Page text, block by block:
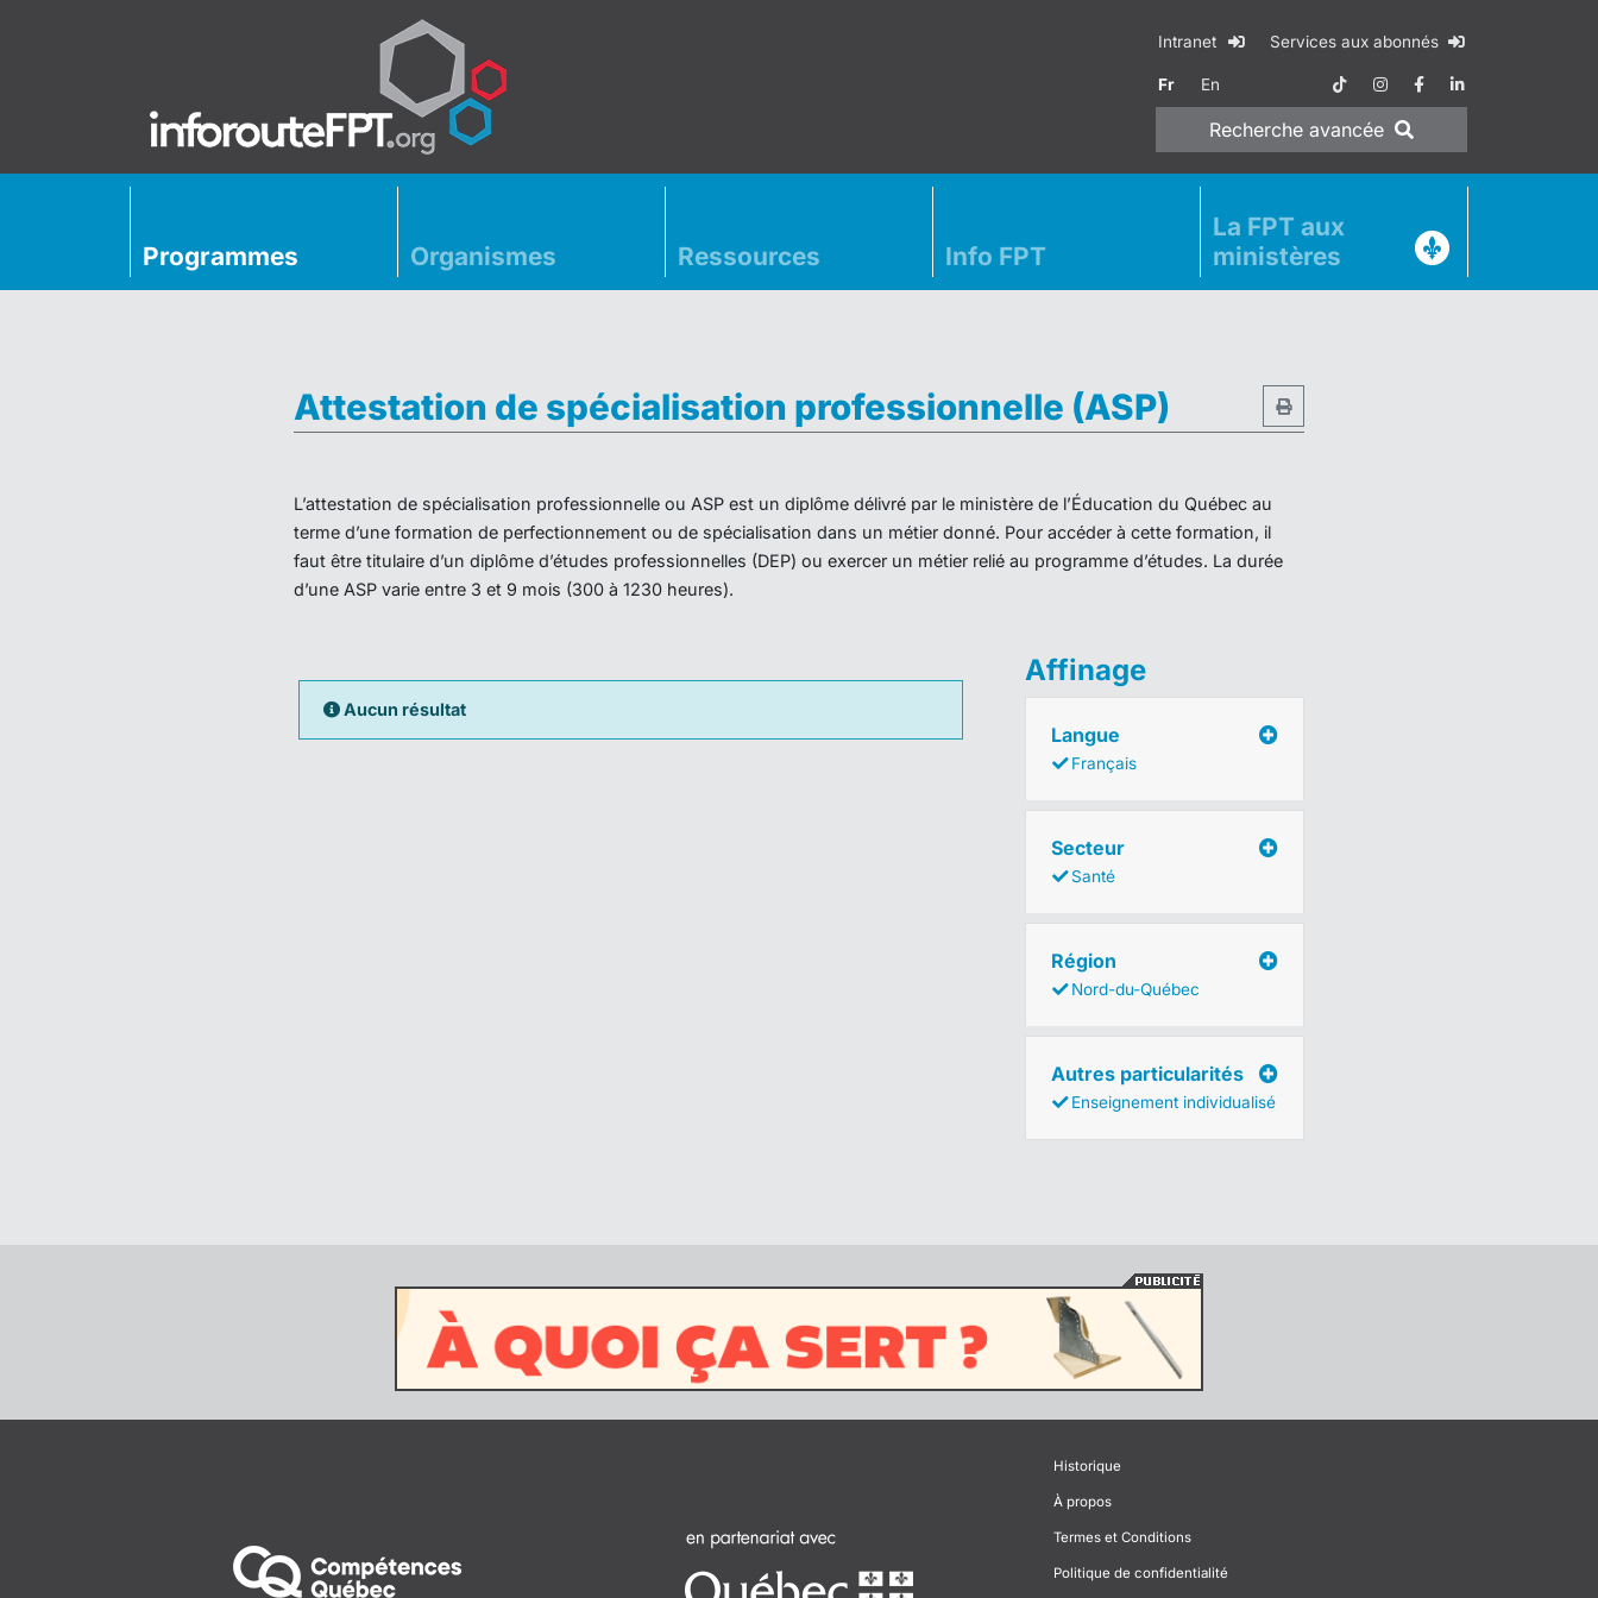
Intranet Services aux abonnés
Fr En
Recherche avancée
Programmes Organismes Ressources Info FPT
La FPT aux
ministères
Attestation de spécialisation professionnelle (ASP)
L’attestation de spécialisation professionnelle ou ASP est un diplôme délivré par le ministère de l’Éducation du Québec au
terme d’une formation de perfectionnement ou de spécialisation dans un métier donné. Pour accéder à cette formation, il
faut être titulaire d’un diplôme d’études professionnelles (DEP) ou exercer un métier relié au programme d’études. La durée
d’une ASP varie entre 3 et 9 mois (300 à 1230 heures).
Aucun résultat
Affinage
Langue
Français
Secteur
Santé
Région
Nord-du-Québec
Autres particularités
Enseignement individualisé
Historique
À propos
Termes et Conditions
Politique de confidentialité